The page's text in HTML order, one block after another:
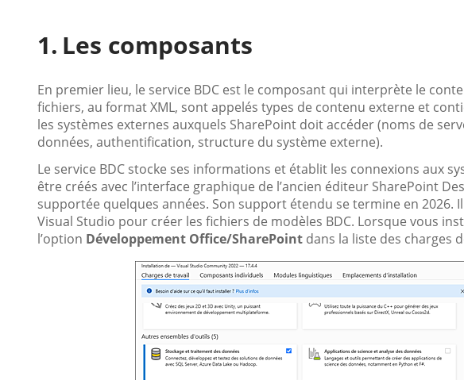
Les composants
En premier lieu, le service BDC est le composant qui interprète le
fichiers, au format XML, sont appelés types de contenu externe et
les systèmes externes auxquels SharePoint doit accéder (noms de
données, authentification, structure du système externe).
Le service BDC stocke ses informations et établit les connexions aux
être créés avec l’interface graphique de l’ancien éditeur SharePoint
supportée quelques années. Son support étendu se termine en 2026.
Visual Studio pour créer les fichiers de modèles BDC. Lorsque vous
l’option Développement Office/SharePoint dans la liste des charges